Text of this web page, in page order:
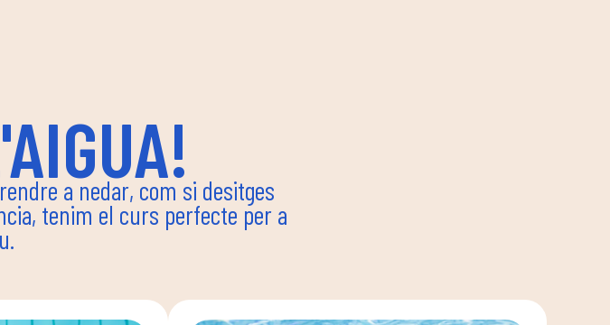
a nedar, com si desitges
tenim el curs perfecte per a